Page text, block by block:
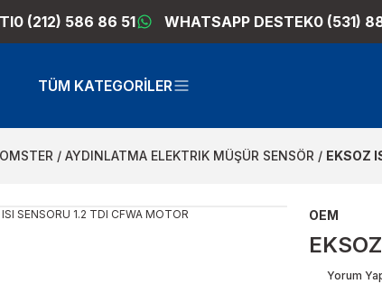
0 (212) 586 86 51 WHATSAPP DESTEK0 (531)
TÜM KATEGORİLER
AYDINLATMA ELEKTRIK MÜŞÜR SENSÖR EKSOZ
OEM
Yorum